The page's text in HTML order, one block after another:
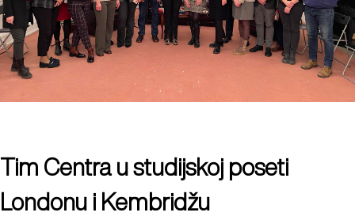
Tim Centra u studijskoj poseti
Londonu i Kembridžu